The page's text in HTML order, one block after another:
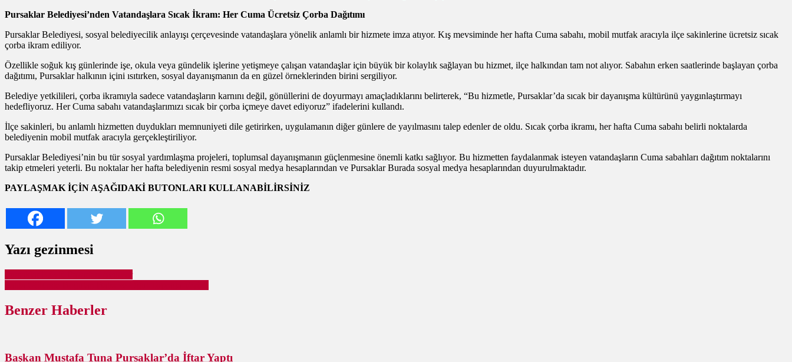
Pursaklar Belediyesi’nden Vatandaşlara Sıcak İkram: Her Cuma Ücretsiz Çorba Dağıtımı
Pursaklar Belediyesi, sosyal belediyecilik anlayışı çerçevesinde vatandaşlara yönelik anlamlı bir hizmete imza atıyor. Kış mevsiminde her hafta Cuma sabahı, mobil mutfak aracıyla ilçe sakinlerine ücretsiz sıcak
çorba ikram ediliyor.
Özellikle soğuk kış günlerinde işe, okula veya gündelik işlerine yetişmeye çalışan vatandaşlar için büyük bir kolaylık sağlayan bu hizmet, ilçe halkından tam not alıyor. Sabahın erken saatlerinde başlayan çorba
dağıtımı, Pursaklar halkının içini ısıtırken, sosyal dayanışmanın da en güzel örneklerinden birini sergiliyor.
Belediye yetkilileri, çorba ikramıyla sadece vatandaşların karnını değil, gönüllerini de doyurmayı amaçladıklarını belirterek, “Bu hizmetle, Pursaklar’da sıcak bir dayanışma kültürünü yaygınlaştırmayı
hedefliyoruz. Her Cuma sabahı vatandaşlarımızı sıcak bir çorba içmeye davet ediyoruz” ifadelerini kullandı.
İlçe sakinleri, bu anlamlı hizmetten duydukları memnuniyeti dile getirirken, uygulamanın diğer günlere de yayılmasını talep edenler de oldu. Sıcak çorba ikramı, her hafta Cuma sabahı belirli noktalarda
belediyenin mobil mutfak aracıyla gerçekleştiriliyor.
Pursaklar Belediyesi’nin bu tür sosyal yardımlaşma projeleri, toplumsal dayanışmanın güçlenmesine önemli katkı sağlıyor. Bu hizmetten faydalanmak isteyen vatandaşların Cuma sabahları dağıtım noktalarını
takip etmeleri yeterli. Bu noktalar her hafta belediyenin resmi sosyal medya hesaplarından ve Pursaklar Burada sosyal medya hesaplarından duyurulmaktadır.
PAYLAŞMAK İÇİN AŞAĞIDAKİ BUTONLARI KULLANABİLİRSİNİZ
Yazı gezinmesi
Benzer Haberler
Başkan Mustafa Tuna Pursaklar’da İftar Yaptı